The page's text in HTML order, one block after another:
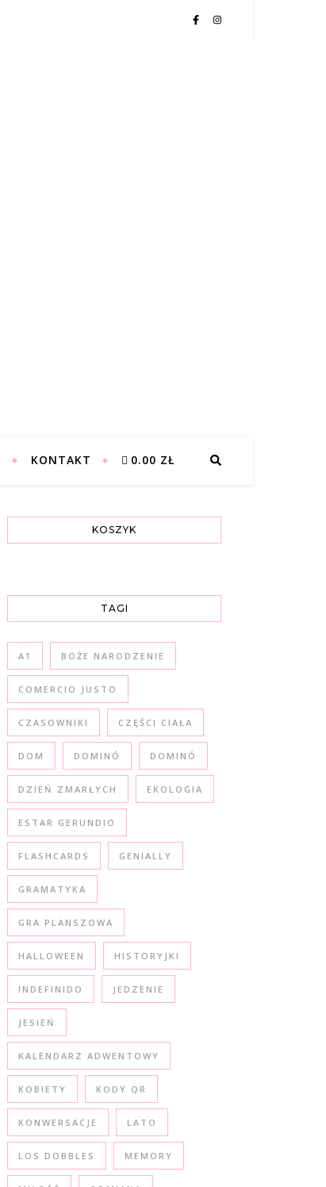
KONTAKT 0.00 ZŁ
,WŁOSKI
WŁOSKI
KOSZYK
TAGI
A1 BOŻE NARODZENIE
COMERCIO JUSTO
CZASOWNIKI CZĘŚCI CIAŁA
DOM DOMINÓ DOMINÓ
DZIEŃ ZMARŁYCH EKOLOGIA
ESTAR GERUNDIO
FLASHCARDS GENIALLY
GRAMATYKA
GRA PLANSZOWA
HALLOWEEN HISTORYJKI
INDEFINIDO JEDZENIE
JESIEŃ
KALENDARZ ADWENTOWY
KOBIETY KODY QR
KONWERSACJE LATO
LOS DOBBLES MEMORY